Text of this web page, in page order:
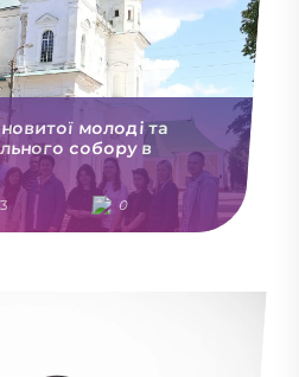
молоді та
собору в
0